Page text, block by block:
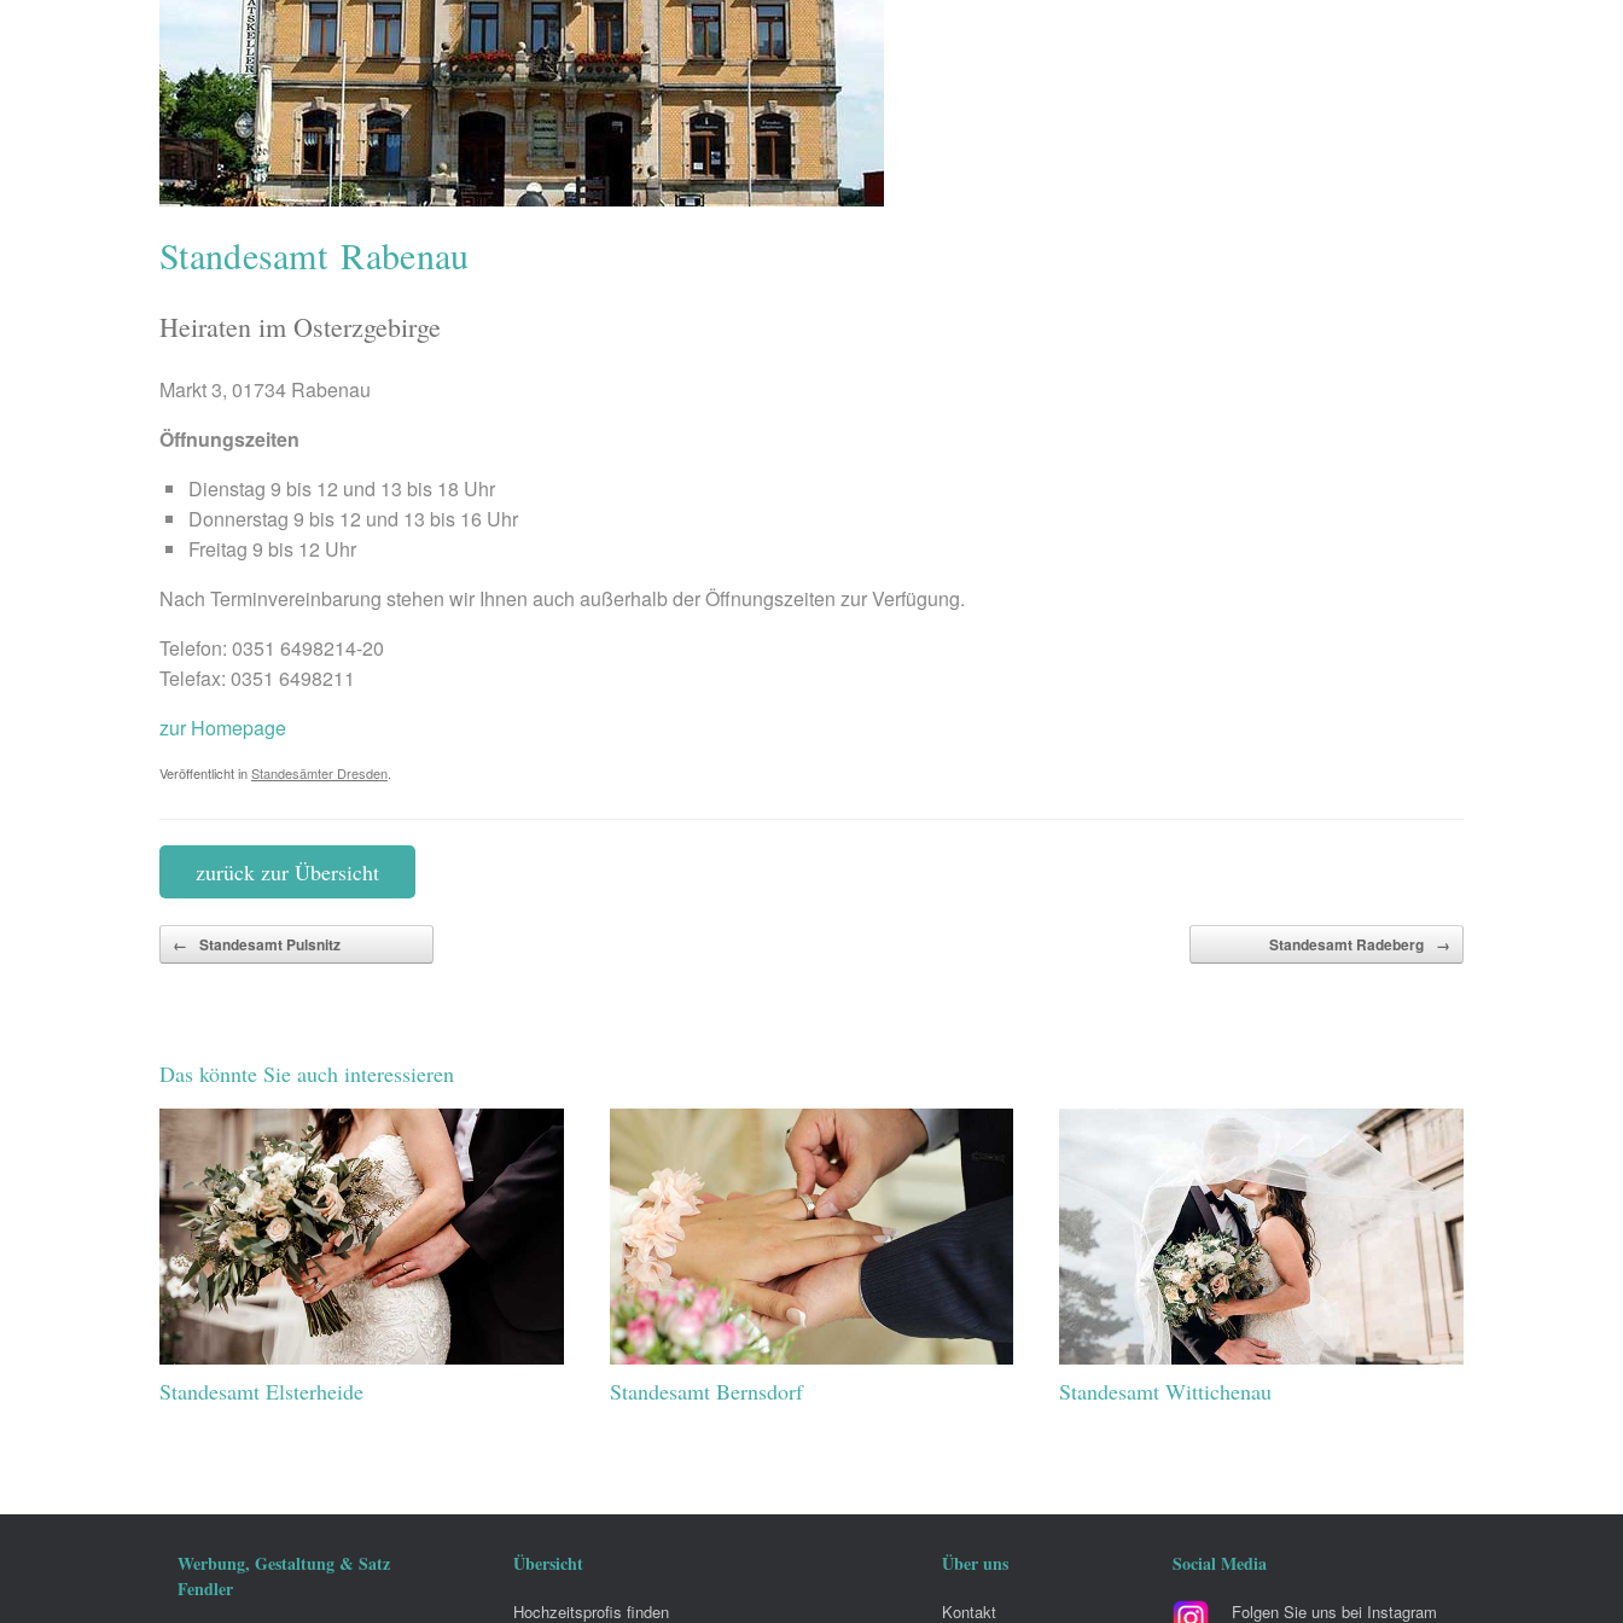
Standesamt Rabenau
Heiraten im Osterzgebirge
Markt 3, 01734 Rabenau
Öffnungszeiten
Dienstag 9 bis 12 und 13 bis 18 Uhr
Donnerstag 9 bis 12 und 13 bis 16 Uhr
Freitag 9 bis 12 Uhr
Nach Terminvereinbarung stehen wir Ihnen auch außerhalb der Öffnungszeiten zur Verfügung.
Telefon: 0351 6498214-20
Telefax: 0351 6498211
zur Homepage
Veröffentlicht inStandesämter Dresden
zurück zur Übersicht
Beitragsnavigation
← Standesamt Pulsnitz Standesamt Radeberg →
Das könnte Sie auch interessieren
Standesamt Elsterheide Standesamt Bernsdorf Standesamt Wittichenau
Werbung, Gestaltung & Satz
Fendler
Übersicht
Hochzeitsprofis finden
Über uns
Kontakt
Social Media
Folgen Sie uns bei Instagram